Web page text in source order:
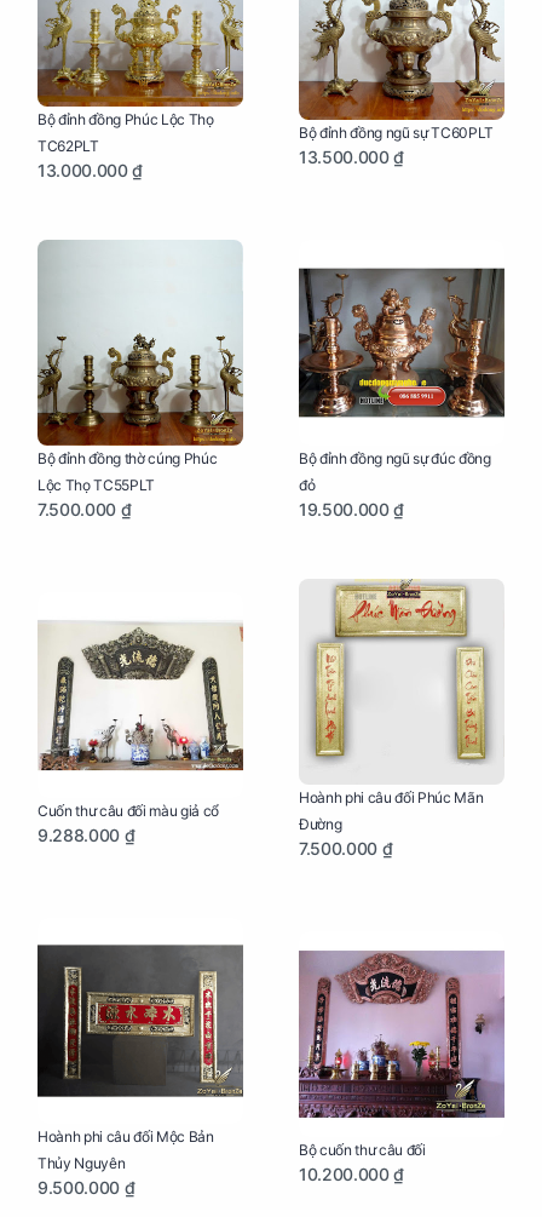
Bộ đỉnh đồng Phúc Lộc Thọ
TC62PLT
13.000.000 ₫
Bộ đỉnh đồng ngũ sự TC60PLT
13.500.000 ₫
Bộ đỉnh đồng thờ cúng Phúc
Lộc Thọ TC55PLT
7.500.000 ₫
Bộ đỉnh đồng ngũ sự đúc đồng
đỏ
19.500.000 ₫
Cuốn thư câu đối màu giả cổ
9.288.000 ₫
Hoành phi câu đối Phúc Mãn
Đường
7.500.000 ₫
Hoành phi câu đối Mộc Bản
Thủy Nguyên
9.500.000 ₫
Bộ cuốn thư câu đối
10.200.000 ₫